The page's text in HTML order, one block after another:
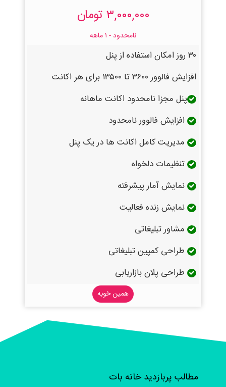
۳,۰۰۰,۰۰۰ تومان
نامحدود - ۱ ماهه
۳۰ روز امکان استفاده از پنل
افزایش فالوور ۳۶۰۰ تا ۱۳۵۰۰ برای هر اکانت
پنل مجزا نامحدود اکانت ماهانه
افزایش فالوور نامحدود
مدیریت کامل اکانت ها در یک پنل
تنظیمات دلخواه
نمایش آمار پیشرفته
نمایش زنده فعالیت
مشاور تبلیغاتی
طراحی کمپین تبلیغاتی
طراحی پلان بازاریابی
همین خوبه
مطالب پربازدید خانه بات